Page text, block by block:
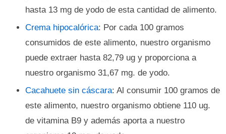
hasta 13 mg de yodo de esta cantidad de alimento.
Crema hipocalórica: Por cada 100 gramos
consumidos de este alimento, nuestro organismo
puede extraer hasta 82,79 ug y proporciona a
nuestro organismo 31,67 mg. de yodo.
Cacahuete sin cáscara: Al consumir 100 gramos de
este alimento, nuestro organismo obtiene 110 ug.
de vitamina B9 y además aporta a nuestro